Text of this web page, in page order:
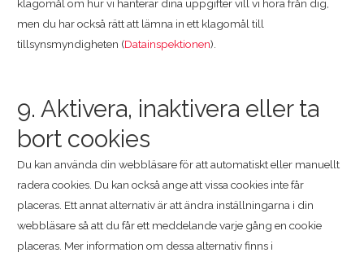
klagomål om hur vi hanterar dina uppgifter vill vi höra från dig,
men du har också rätt att lämna in ett klagomål till
tillsynsmyndigheten (Datainspektionen).
9. Aktivera, inaktivera eller ta
bort cookies
Du kan använda din webbläsare för att automatiskt eller manuellt
radera cookies. Du kan också ange att vissa cookies inte får
placeras. Ett annat alternativ är att ändra inställningarna i din
webbläsare så att du får ett meddelande varje gång en cookie
placeras. Mer information om dessa alternativ finns i